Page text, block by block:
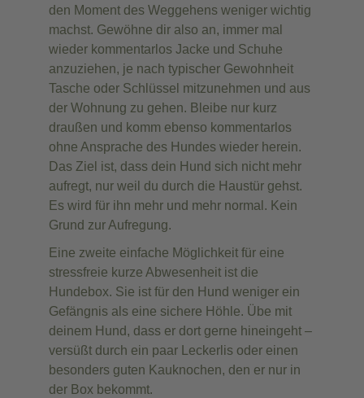
den Moment des Weggehens weniger wichtig
machst. Gewöhne dir also an, immer mal
wieder kommentarlos Jacke und Schuhe
anzuziehen, je nach typischer Gewohnheit
Tasche oder Schlüssel mitzunehmen und aus
der Wohnung zu gehen. Bleibe nur kurz
draußen und komm ebenso kommentarlos
ohne Ansprache des Hundes wieder herein.
Das Ziel ist, dass dein Hund sich nicht mehr
aufregt, nur weil du durch die Haustür gehst.
Es wird für ihn mehr und mehr normal. Kein
Grund zur Aufregung.
Eine zweite einfache Möglichkeit für eine
stressfreie kurze Abwesenheit ist die
Hundebox. Sie ist für den Hund weniger ein
Gefängnis als eine sichere Höhle. Übe mit
deinem Hund, dass er dort gerne hineingeht –
versüßt durch ein paar Leckerlis oder einen
besonders guten Kauknochen, den er nur in
der Box bekommt.